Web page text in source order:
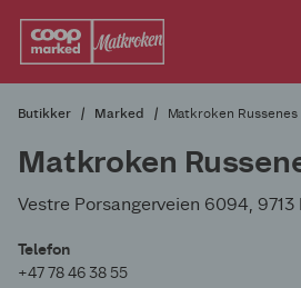
Butikker Marked Matkroken Russenes
Matkroken
Vestre Porsangerveien 6094, 9713
Telefon
+47 78 46 38 55